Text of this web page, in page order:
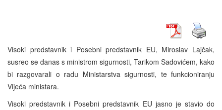
Visoki predstavnik i Posebni predstavnik EU, Miroslav Lajčak,
susreo se danas s ministrom sigurnosti, Tarikom Sadovićem, kako
bi razgovarali o radu Ministarstva sigurnosti, te funkcioniranju
Vijeća ministara.
Visoki predstavnik i Posebni predstavnik EU jasno je stavio do